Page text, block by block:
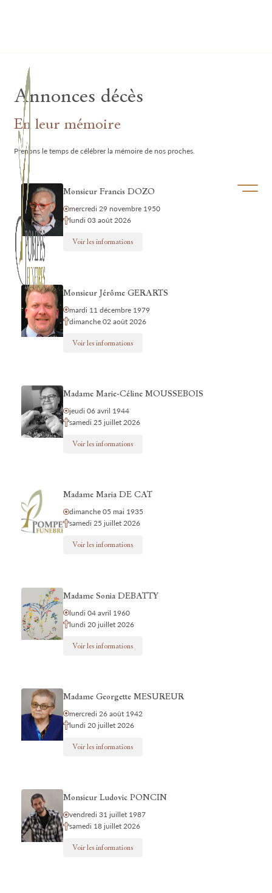
Ouvrir/
Annonces décès
En leur mémoire
Prenons le temps de célébrer la mémoire de nos proches.
Monsieur Francis DOZO
mercredi 29 novembre 1950
lundi 03 août 2026
Voir les informations
Monsieur Jérôme GERARTS
mardi 11 décembre 1979
dimanche 02 août 2026
Voir les informations
Madame Marie-Céline MOUSSEBOIS
jeudi 06 avril 1944
samedi 25 juillet 2026
Voir les informations
Madame Maria DE CAT
dimanche 05 mai 1935
samedi 25 juillet 2026
Voir les informations
Madame Sonia DEBATTY
lundi 04 avril 1960
lundi 20 juillet 2026
Voir les informations
Madame Georgette MESUREUR
mercredi 26 août 1942
lundi 20 juillet 2026
Voir les informations
Monsieur Ludovic PONCIN
vendredi 31 juillet 1987
samedi 18 juillet 2026
Voir les informations